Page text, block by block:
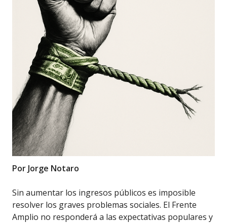
Por Jorge Notaro
Sin aumentar los ingresos públicos es imposible
resolver los graves problemas sociales. El Frente
Amplio no responderá a las expectativas populares y